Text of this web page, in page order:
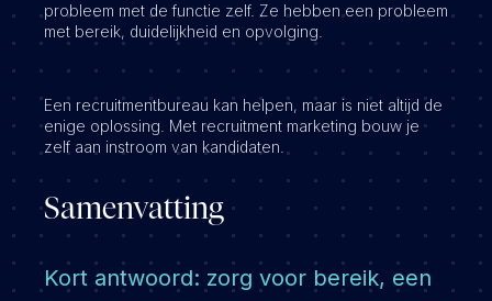
probleem met de functie zelf. Ze hebben een probleem
met bereik, duidelijkheid en opvolging.
Een recruitmentbureau kan helpen, maar is niet altijd de
enige oplossing. Met recruitment marketing bouw je
zelf aan instroom van kandidaten.
Samenvatting
Kort antwoord: zorg voor bereik, een